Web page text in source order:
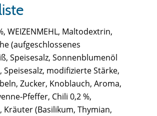
WEIZENMEHL, Maltodextrin,
(aufgeschlossenes
Speisesalz, Sonnenblumenöl
modifizierte Stärke,
Zucker, Knoblauch, Aroma,
Pfeffer, Chili 0,2 %,
Kräuter (Basilikum, Thymian,